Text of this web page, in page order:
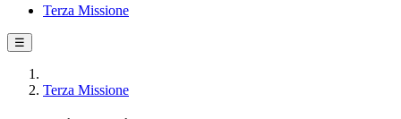
Terza Missione
☰
Terza Missione